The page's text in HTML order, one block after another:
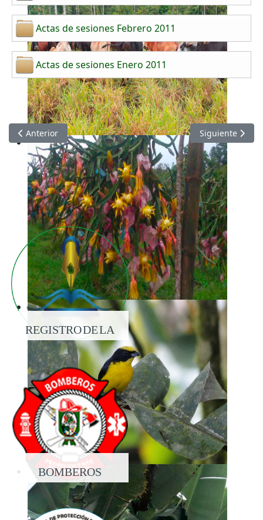
Actas de sesiones Febrero 2011
Actas de sesiones Enero 2011
Artículo anterior: Actas de Sesiones del Concejo Municipal
Anterior Artículo
Siguiente
REGISTRO DE LA
PROPIEDAD
BOMBEROS